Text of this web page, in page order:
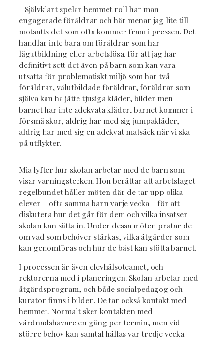
- Självklart spelar hemmet roll har man
engagerade föräldrar och här menar jag lite till
motsatts det som ofta kommer fram i pressen. Det
handlar inte bara om föräldrar som har
lågutbildning eller arbetslösa. för att jag har
definitivt sett det även på barn som kan vara
utsatta för problematiskt miljö som har två
föräldrar, välutbildade föräldrar, föräldrar som
själva kan ha jätte tjusiga kläder, bilder men
barnet har inte adekvata kläder, barnet kommer i
försmå skor, aldrig har med sig jumpakläder,
aldrig har med sig en adekvat matsäck när vi ska
på utflykter.
Mia lyfter hur skolan arbetar med de barn som
visar varningstecken. Hon berättar att arbetslaget
regelbundet håller möten där de tar upp olika
elever – ofta samma barn varje vecka – för att
diskutera hur det går för dem och vilka insatser
skolan kan sätta in. Under dessa möten pratar de
om vad som behöver stärkas, vilka åtgärder som
kan genomföras och hur de bäst kan stötta barnet.
I processen är även elevhälsoteamet, och
rektorerna med i planeringen. Skolan arbetar med
åtgärdsprogram, och både socialpedagog och
kurator finns i bilden. De tar också kontakt med
hemmet. Normalt sker kontakten med
vårdnadshavare en gång per termin, men vid
större behov kan samtal hållas var tredje vecka